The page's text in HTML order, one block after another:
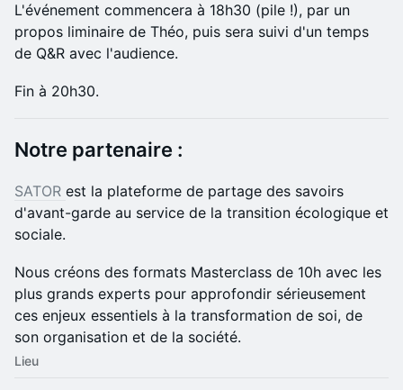
L'événement commencera à 18h30 (pile !), par un
propos liminaire de Théo, puis sera suivi d'un temps
de Q&R avec l'audience.
Fin à 20h30.
​Notre partenaire :
SATOR est la plateforme de partage des savoirs
d'avant-garde au service de la transition écologique et
sociale.
​​​Nous créons des formats Masterclass de 10h avec les
plus grands experts pour approfondir sérieusement
ces enjeux essentiels à la transformation de soi, de
son organisation et de la société.
Lieu